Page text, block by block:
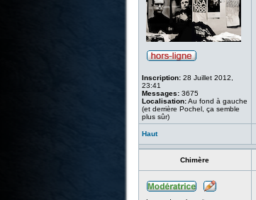
Inscription:28 Juillet 2012,
23:41
Messages:3675
Localisation:Au fond à gauche
(et derrière Pochel, ça semble
plus sûr)
Haut
Chimère